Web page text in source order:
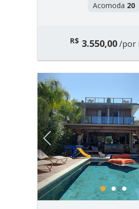
Acomoda 20
R$ 3.550,00/por
Previous
1 2 3